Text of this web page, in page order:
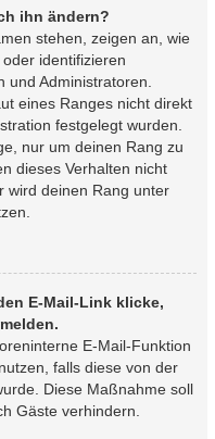
ihn ändern?
stehen, zeigen an, wie
identifizieren
und Administratoren.
eines Ranges nicht direkt
festgelegt wurden.
nur um deinen Rang zu
dieses Verhalten nicht
wird deinen Rang unter
E-Mail-Link klicke,
E-Mail-Funktion
falls diese von der
Diese Maßnahme soll
Gäste verhindern.